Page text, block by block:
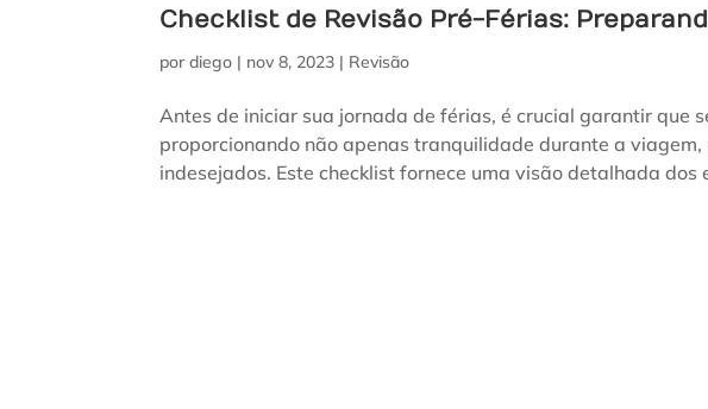
Checklist de Revisão Pré-Férias:
pordiego | nov 8, 2023 | Revisão
Antes de iniciar sua jornada de férias, é crucial garantir que
proporcionando não apenas tranquilidade durante a
indesejados. Este checklist fornece uma visão detalhada dos